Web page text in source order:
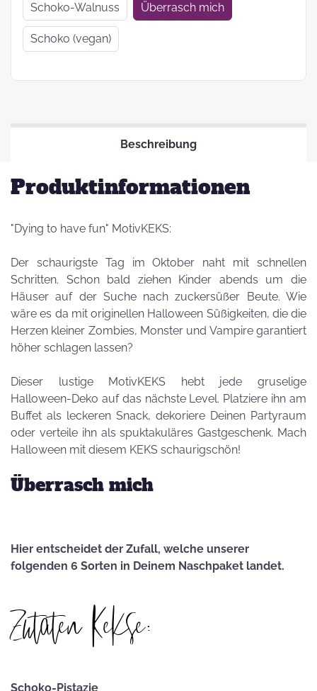
Schoko-Walnuss Überrasch mich
Schoko (vegan)
Beschreibung
Produktinformationen
"Dying to have fun" MotivKEKS:
Der schaurigste Tag im Oktober naht mit schnellen
Schritten. Schon bald ziehen Kinder abends um die
Häuser auf der Suche nach zuckersüßer Beute. Wie
wäre es da mit originellen Halloween Süßigkeiten, die die
Herzen kleiner Zombies, Monster und Vampire garantiert
höher schlagen lassen?
Dieser lustige MotivKEKS hebt jede gruselige
Halloween-Deko auf das nächste Level. Platziere ihn am
Buffet als leckeren Snack, dekoriere Deinen Partyraum
oder verteile ihn als spuktakuläres Gastgeschenk. Mach
Halloween mit diesem KEKS schaurigschön!
Überrasch mich
Hier entscheidet der Zufall, welche unserer
folgenden 6 Sorten in Deinem Naschpaket landet.
Zutaten Kekse:
Schoko-Pistazie